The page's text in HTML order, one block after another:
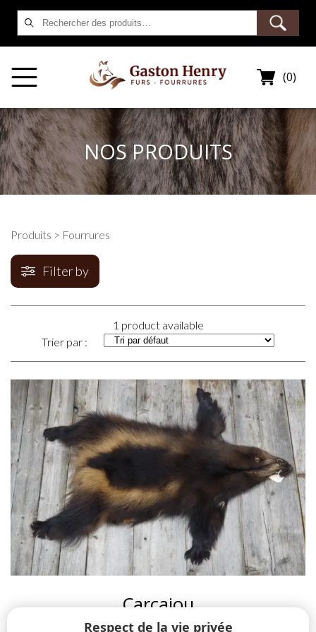
(0)
NOS PRODUITS
Produits > Fourrures
Filter by
1 product available
Trier par :
Carcajou
Respect de la vie privée